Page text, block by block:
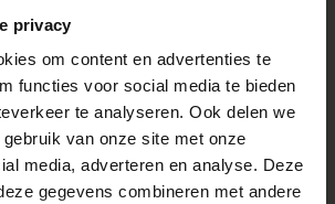
privacy
om content en advertenties te
functies voor social media te bieden
te analyseren. Ook delen we
van onze site met onze
media, adverteren en analyse. Deze
gegevens combineren met andere